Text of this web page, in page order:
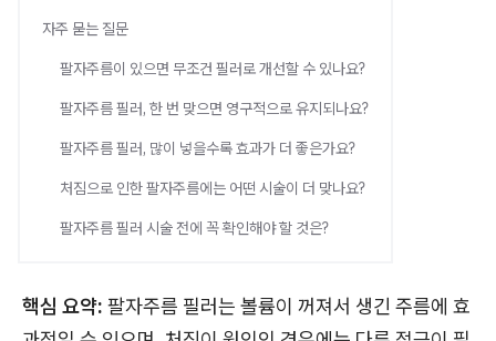
자주 묻는 질문
팔자주름이 있으면 무조건 필러로 개선할 수 있나요?
팔자주름 필러, 한 번 맞으면 영구적으로 유지되나요?
팔자주름 필러, 많이 넣을수록 효과가 더 좋은가요?
처짐으로 인한 팔자주름에는 어떤 시술이 더 맞나요?
팔자주름 필러 시술 전에 꼭 확인해야 할 것은?
핵심 요약: 팔자주름 필러는 볼륨이 꺼져서 생긴 주름에 효